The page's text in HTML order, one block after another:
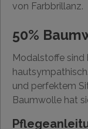
von Farbbrillanz.
50%
Modalstoffe
und perfektem
Baumwolle hat